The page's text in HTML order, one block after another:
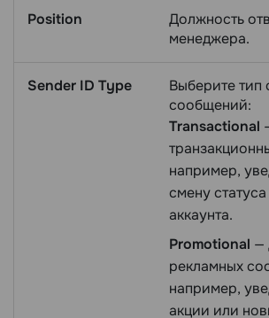
Position
Должность
менеджера.
Sender ID Type
Выберите тип
сообщений:
Transactional
например,
смену
аккаунта.
Promotional —
рекламных
например,
акции или